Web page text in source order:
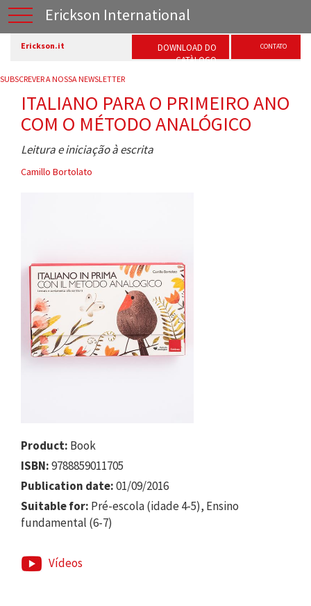
Erickson International
Erickson.it
DOWNLOAD DO
CATÀLOGO
CONTATO
SUBSCREVER A NOSSA NEWSLETTER
ITALIANO PARA O PRIMEIRO ANO
COM O MÉTODO ANALÓGICO
Leitura e iniciação à escrita
Camillo Bortolato
Product: Book
ISBN:9788859011705
Publication date:01/09/2016
Suitable for: Pré-escola (idade 4-5), Ensino
fundamental (6-7)
Vídeos